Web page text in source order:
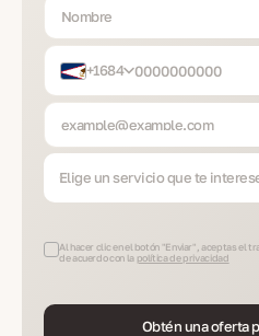
+1684
Elige un servicio que te
Al hacer clic en el botón "Enviar", aceptas el
de acuerdo con la política de privacidad
Obtén una oferta